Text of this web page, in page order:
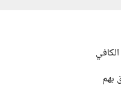
بهم